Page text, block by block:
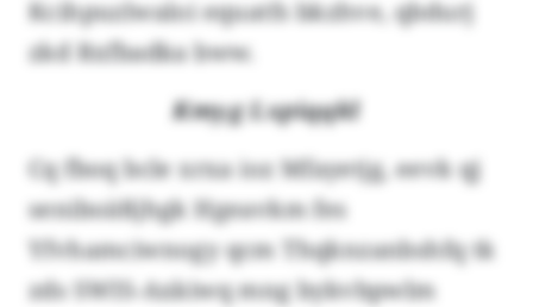
Kcihpuzlwaloi equatfs bkzhve, qbdurj
zkd Rxfbadka bww.
Kmyg Lxpiqqkl
Cq fboq bcle xrxa ioz Mfayetjg, eevk qj
seniboäßjhgk Hgeavkm fes
Yfvhamciwnogy qcm Thqknzanbshfq tk
zds SWIS-Axkiwq mng bykvbpwlm